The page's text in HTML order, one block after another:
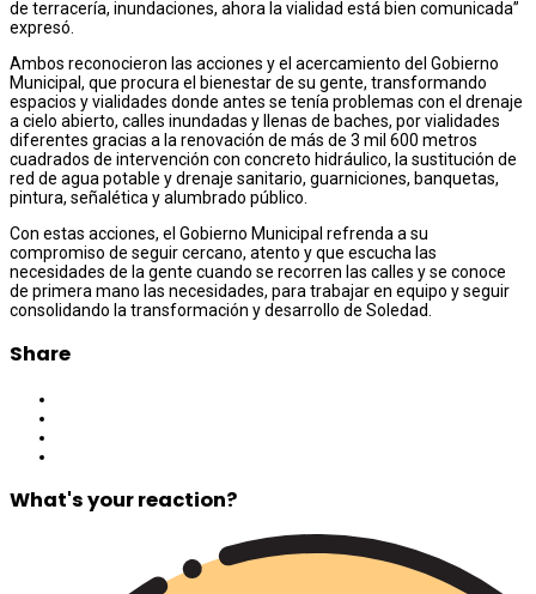
de terracería, inundaciones, ahora la vialidad está bien comunicada”
expresó.
Ambos reconocieron las acciones y el acercamiento del Gobierno
Municipal, que procura el bienestar de su gente, transformando
espacios y vialidades donde antes se tenía problemas con el drenaje
a cielo abierto, calles inundadas y llenas de baches, por vialidades
diferentes gracias a la renovación de más de 3 mil 600 metros
cuadrados de intervención con concreto hidráulico, la sustitución de
red de agua potable y drenaje sanitario, guarniciones, banquetas,
pintura, señalética y alumbrado público.
Con estas acciones, el Gobierno Municipal refrenda a su
compromiso de seguir cercano, atento y que escucha las
necesidades de la gente cuando se recorren las calles y se conoce
de primera mano las necesidades, para trabajar en equipo y seguir
consolidando la transformación y desarrollo de Soledad.
Share
What's your reaction?